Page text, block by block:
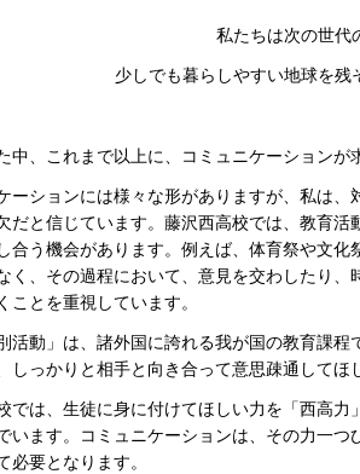
私たちは次の世代
少しでも暮らしやすい地球を残
中、これまで以上に、コミュニケーションが
ーションには様々な形がありますが、私は
だと信じています。藤沢西高校では、教育
合う機会があります。例えば、体育祭や文
く、その過程において、意見を交わしたり
ことを重視しています。
活動」は、諸外国に誇れる我が国の教育課程
しっかりと相手と向き合って意思疎通してほ
では、生徒に身に付けてほしい力を「西高
います。コミュニケーションは、その力一
必要となります。